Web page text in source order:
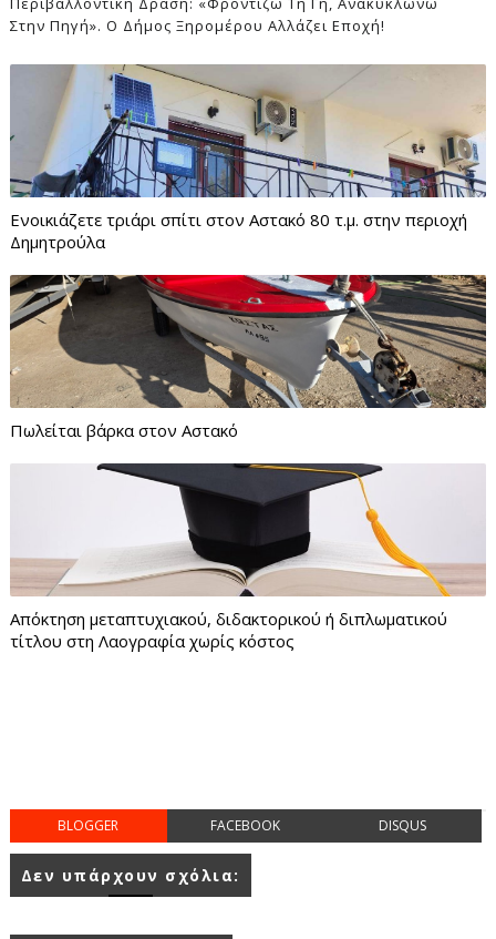
Στην Πηγή». Ο Δήμος Ξηρομέρου Αλλάζει Εποχή!
Ενοικιάζετε τριάρι σπίτι στον Αστακό 80 τ.μ. στην περιοχή
Δημητρούλα
Πωλείται βάρκα στον Αστακό
Απόκτηση μεταπτυχιακού, διδακτορικού ή διπλωματικού
τίτλου στη Λαογραφία χωρίς κόστος
BLOGGER FACEBOOK DISQUS
Δεν υπάρχουν σχόλια: